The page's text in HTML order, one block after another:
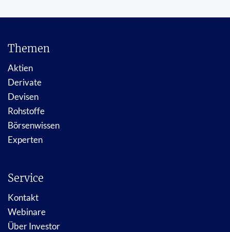
Themen
Aktien
Derivate
Devisen
Rohstoffe
Börsenwissen
Experten
Service
Kontakt
Webinare
Über Investor